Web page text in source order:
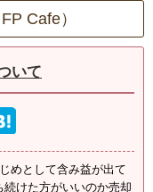
Cafe）
いて
めとして含み益が出て
けた方がいいのか売却